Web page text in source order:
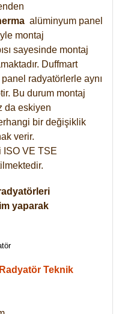
alüminyum panel
montaj
sayesinde montaj
Duffmart
radyatörlerle aynı
Bu durum montaj
da eskiyen
bir değişiklik
verir.
ISO VE TSE
yaparak
Teknik